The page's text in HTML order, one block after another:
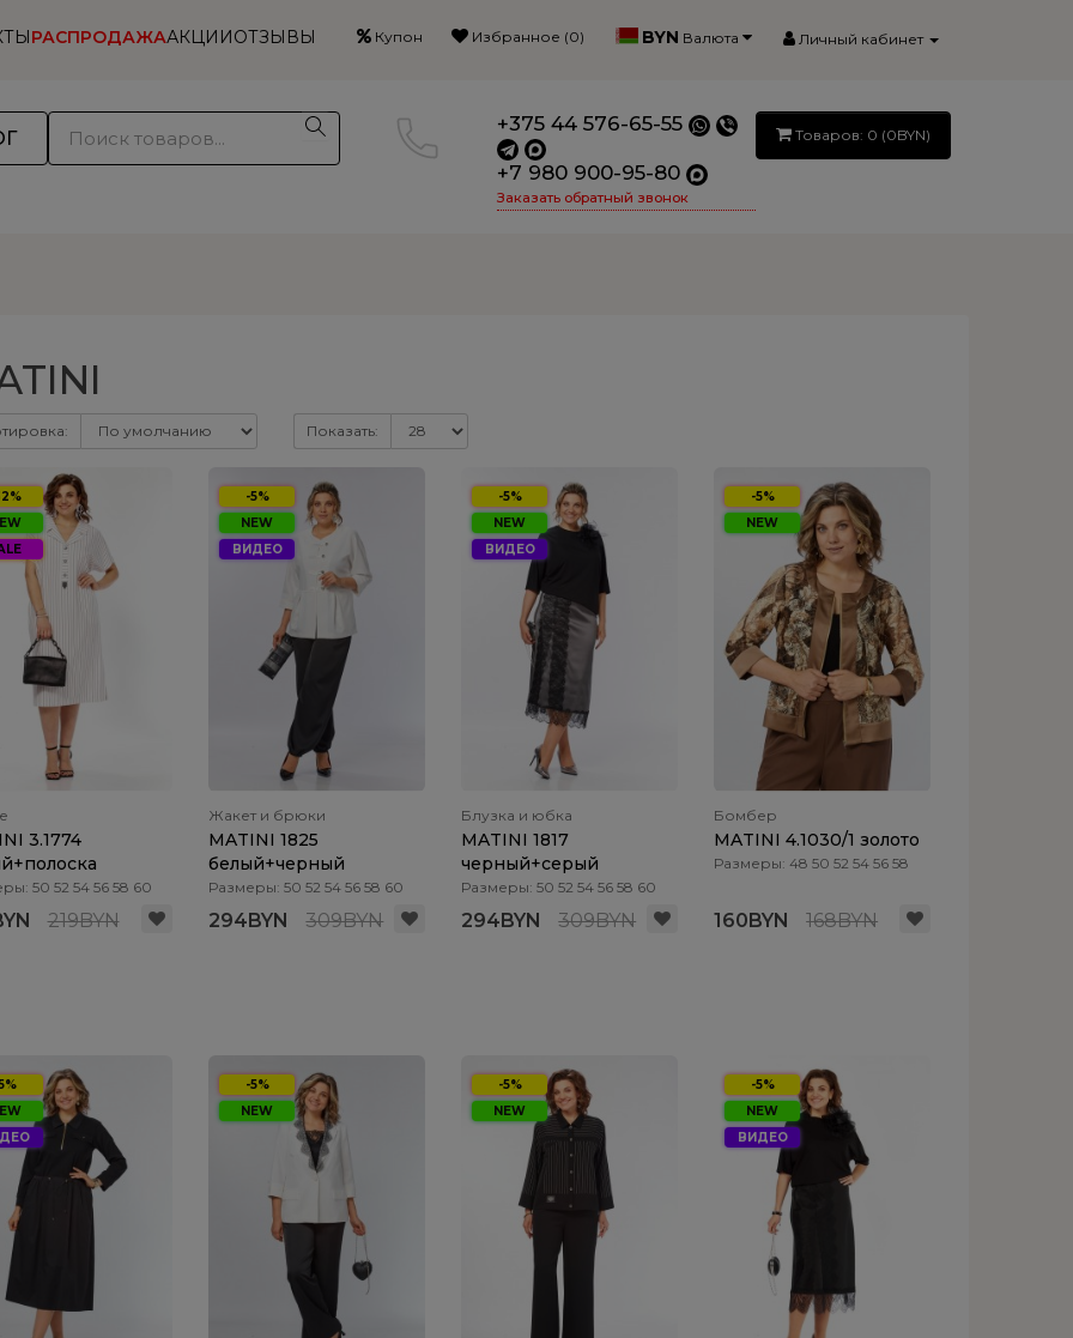
РАСПРОДАЖААКЦИИОТЗЫВЫ Купон Избранное (0) BYN Валюта Личный кабинет
+375 44 576-65-55
+7 980 900-95-80
Заказать обратный звонок
Товаров: 0 (0BYN)
Показать:
3.1774
50 52 54 56 58 60
219BYN
-5%
NEW
ВИДЕО
Жакет и брюки
MATINI 1825
белый+черный
Размеры: 50 52 54 56 58 60
294BYN 309BYN
-5%
NEW
ВИДЕО
Блузка и юбка
MATINI 1817
черный+серый
Размеры: 50 52 54 56 58 60
294BYN 309BYN
-5%
NEW
Бомбер
MATINI 4.1030/1 золото
Размеры: 48 50 52 54 56 58
160BYN 168BYN
-5%
NEW
-5%
NEW
-5%
NEW
ВИДЕО